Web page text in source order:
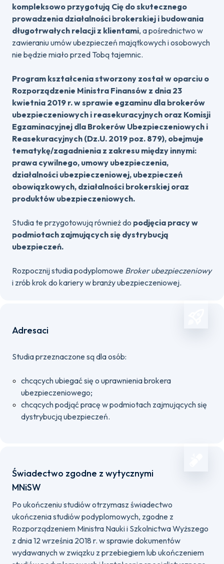
kompleksowo przygotują Cię do skutecznego
prowadzenia działalności brokerskiej i budowania
długotrwałych relacji z klientami, a pośrednictwo w
zawieraniu umów ubezpieczeń majątkowych i osobowych
nie będzie miało przed Tobą tajemnic.
Program kształcenia stworzony został w oparciu o
Rozporządzenie Ministra Finansów z dnia 23
kwietnia 2019 r. w sprawie egzaminu dla brokerów
ubezpieczeniowych i reasekuracyjnych oraz Komisji
Egzaminacyjnej dla Brokerów Ubezpieczeniowych i
Reasekuracyjnych (Dz.U. 2019 poz. 879), obejmuje
tematykę/zagadnienia z zakresu między innymi:
prawa cywilnego, umowy ubezpieczenia,
działalności ubezpieczeniowej, ubezpieczeń
obowiązkowych, działalności brokerskiej oraz
produktów ubezpieczeniowych.
Studia te przygotowują również do podjęcia pracy w
podmiotach zajmujących się dystrybucją
ubezpieczeń.
Rozpocznij studia podyplomowe Broker ubezpieczeniowy
i zrób krok do kariery w branży ubezpieczeniowej.
Adresaci
Studia przeznaczone są dla osób:
chcących ubiegać się o uprawnienia brokera
ubezpieczeniowego;
chcących podjąć pracę w podmiotach zajmujących się
dystrybucją ubezpieczeń.
Świadectwo zgodne z wytycznymi
MNiSW
Po ukończeniu studiów otrzymasz świadectwo
ukończenia studiów podyplomowych, zgodne z
Rozporządzeniem Ministra Nauki i Szkolnictwa Wyższego
z dnia 12 września 2018 r. w sprawie dokumentów
wydawanych w związku z przebiegiem lub ukończeniem